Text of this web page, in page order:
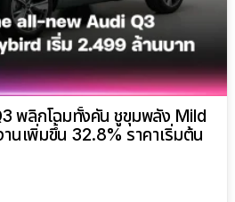
พลิกโฉมทั้งคัน ชูขุมพลัง Mild
นเพิ่มขึ้น 32.8% ราคาเริ่มต้น